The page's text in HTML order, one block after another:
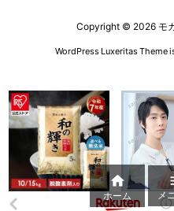
Copyright © 2026 モ
WordPress Luxeritas Theme

ホーム メ